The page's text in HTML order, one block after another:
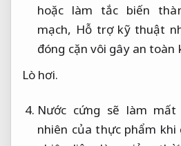
hoặc làm tắc biến
mạch, Hỗ trợ kỹ thuật
đóng cặn vôi gây an toàn
Lò hơi.
Nước cứng sẽ làm mất
nhiên của thực phẩm khi